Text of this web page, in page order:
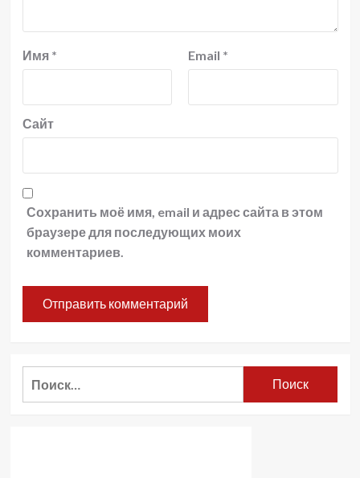
Имя * Email *
Сайт
Сохранить моё имя, email и адрес сайта в этом
браузере для последующих моих
комментариев.